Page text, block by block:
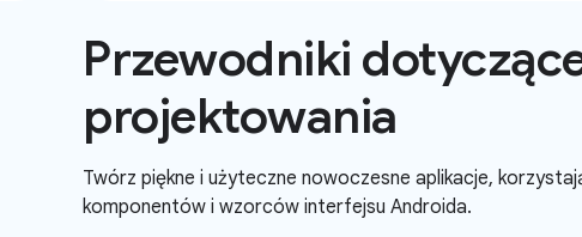
Przewodniki
projektowania
Twórz piękne i użyteczne nowoczesne aplikacje,
komponentów i wzorców interfejsu Androida.